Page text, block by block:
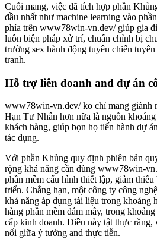
Cuối mang, việc đã tích hợp phần
đầu nhất như machine learning vào
phía trên www78win-vn.dev/ giúp gia
luôn biện pháp xử trí, chuẩn chỉnh bị
trường sex hành động tuyên chiến
tranh.
Hỗ trợ liên doanh and dự án
www78win-vn.dev/ ko chỉ mang giành
Hạn Tư Nhân hơn nữa là nguồn
khách hàng, giúp bọn họ tiến hành dự
tác dụng.
Với phần Khủng quy định phiên bản
rộng khả năng cần dùng www78win-
phần mềm cấu hình thiết lập, giảm
triển. Chẳng hạn, một công ty công
khả năng áp dụng tài liệu trong khoảng
hàng phần mềm đám mây, trong
cấp kinh doanh. Điều này tật thực
nối giữa ý tưởng and thực tiễn.